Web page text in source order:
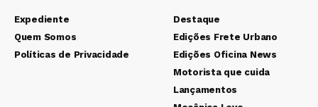
Expediente
Quem Somos
Políticas de Privacidade
Destaque
Edições Frete Urbano
Edições Oficina News
Motorista que cuida
Lançamentos